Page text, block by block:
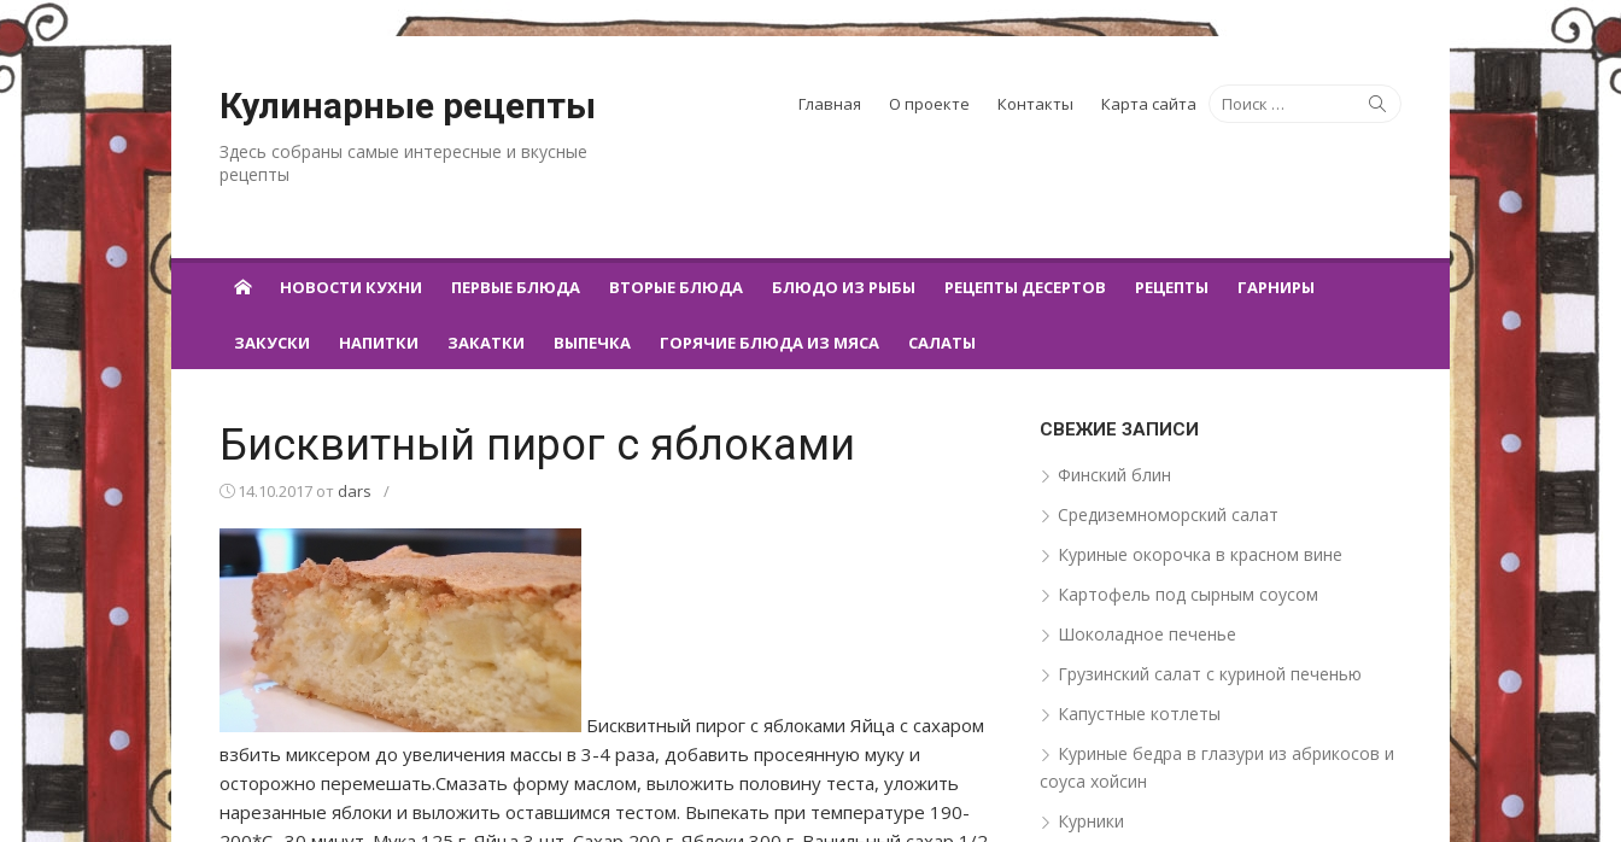
Кулинарные рецепты
Здесь собраны самые интересные и вкусные
рецепты
Искать:
Главная О проекте Контакты Карта сайта
НОВОСТИ КУХНИ ПЕРВЫЕ БЛЮДА ВТОРЫЕ БЛЮДА БЛЮДО ИЗ РЫБЫ РЕЦЕПТЫ ДЕСЕРТОВ РЕЦЕПТЫ ГАРНИРЫ
ЗАКУСКИ НАПИТКИ ЗАКАТКИ ВЫПЕЧКА ГОРЯЧИЕ БЛЮДА ИЗ МЯСА САЛАТЫ
Бисквитный пирог с яблоками
14.10.2017 от dars /
Бисквитный пирог с яблоками Яйца с сахаром
взбить миксером до увеличения массы в 3-4 раза, добавить просеянную муку и
осторожно перемешать.Смазать форму маслом, выложить половину теста, уложить
нарезанные яблоки и выложить оставшимся тестом. Выпекать при температуре 190-
СВЕЖИЕ ЗАПИСИ
Финский блин
Средиземноморский салат
Куриные окорочка в красном вине
Картофель под сырным соусом
Шоколадное печенье
Грузинский салат с куриной печенью
Капустные котлеты
Куриные бедра в глазури из абрикосов и
соуса хойсин
Курники